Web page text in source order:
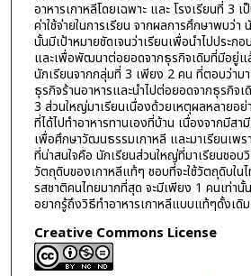
อาหารเกาหลีโดยเฉพาะ และ โรงเรียนที่ 3
ค่าใช้จ่ายในการเรียน จากผลการศึกษาพบว่
นั้นมีเป้าหมายชัดเจนว่าเรียนเพื่อนำไปประก
และเพื่อพัฒนาต่อยอดจากธุรกิจเดิมที่มีอยู่แ
นักเรียนจากกลุ่มที่ 3 เพียง 2 คน ที่ตอบว่ามา
ธุรกิจร้านอาหารและนำไปต่อยอดจากธุรกิจ
3 ส่วนใหญ่มาเรียนเนื่องด้วยเหตุผลหลายอย่
ที่ได้ไปทำอาหารทานเองที่บ้าน เนื่องจากมีสา
เพื่อศึกษาวัฒนธรรมเกาหลี และมาเรียนเพร
ที่น่าสนใจคือ นักเรียนส่วนใหญ่ที่มาเรียนชอบ
วัตถุดิบของเกาหลีแท้ๆ ชอบที่จะใช้วัตถุดิบใน
รสชาติคนไทยมากที่สุด จะมีเพียง 1 คนเท่านั้
อยากรู้ถึงวิธีทำอาหารเกาหลีแบบแท้ๆดั้งเดิม
Creative Commons License